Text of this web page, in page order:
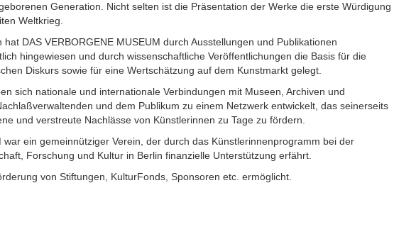
Generation. Nicht selten ist die Präsentation der Werke die erste Würdigung
Weltkrieg.
DAS VERBORGENE MUSEUM durch Ausstellungen und Publikationen
hingewiesen und durch wissenschaftliche Veröffentlichungen die Basis für die
Diskurs sowie für eine Wertschätzung auf dem Kunstmarkt gelegt.
sich nationale und internationale Verbindungen mit Museen, Archiven und
und dem Publikum zu einem Netzwerk entwickelt, das seinerseits
und verstreute Nachlässe von Künstlerinnen zu Tage zu fördern.
war ein gemeinnütziger Verein, der durch das Künstlerinnenprogramm bei der
Forschung und Kultur in Berlin finanzielle Unterstützung erfährt.
von Stiftungen, KulturFonds, Sponsoren etc. ermöglicht.